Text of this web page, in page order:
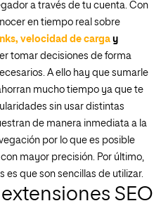
a través de tu cuenta. Con
en tiempo real sobre
velocidad de carga y
tomar decisiones de forma
A ello hay que sumarle
mucho tiempo ya que te
sin usar distintas
de manera inmediata a la
por lo que es posible
con mayor precisión. Por último,
es que son sencillas de utilizar.
SEO